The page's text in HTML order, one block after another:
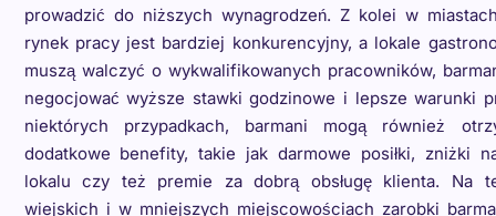
prowadzić do niższych wynagrodzeń. Z kolei w
rynek pracy jest bardziej konkurencyjny, a lokale
muszą walczyć o wykwalifikowanych pracowników,
negocjować wyższe stawki godzinowe i lepsze warunki
niektórych przypadkach, barmani mogą również
dodatkowe benefity, takie jak darmowe posiłki, zniżki
lokalu czy też premie za dobrą obsługę klienta. Na
wiejskich i w mniejszych miejscowościach zarobki